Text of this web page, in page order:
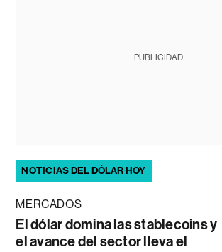
PUBLICIDAD
NOTICIAS DEL DÓLAR HOY
MERCADOS
El dólar domina las stablecoins y
el avance del sector lleva el